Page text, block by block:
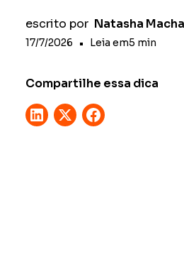
escrito por Natasha
17/7/2026 • Leia em5 min
Compartilhe essa dica